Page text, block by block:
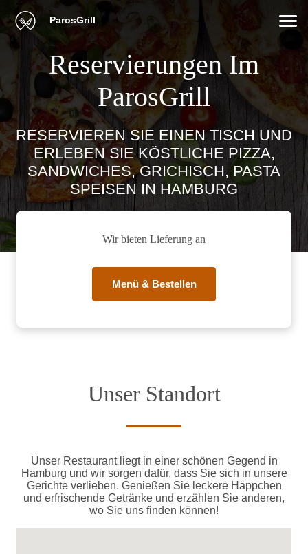
ParosGrill
Reservierungen Im
ParosGrill
RESERVIEREN SIE EINEN TISCH UND
ERLEBEN SIE KÖSTLICHE PIZZA,
SANDWICHES, GRICHISCH, PASTA
SPEISEN IN HAMBURG
Wir bieten Lieferung an
Menü & Bestellen
Unser Standort
Unser Restaurant liegt in einer schönen Gegend in
Hamburg und wir sorgen dafür, dass Sie sich in unsere
Gerichte verlieben. Genießen Sie leckere Häppchen
und erfrischende Getränke und erzählen Sie anderen,
wo Sie uns finden können!